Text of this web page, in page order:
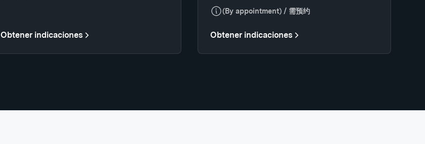
Obtener indicaciones
(By appointment) / 需预约
Obtener indicaciones